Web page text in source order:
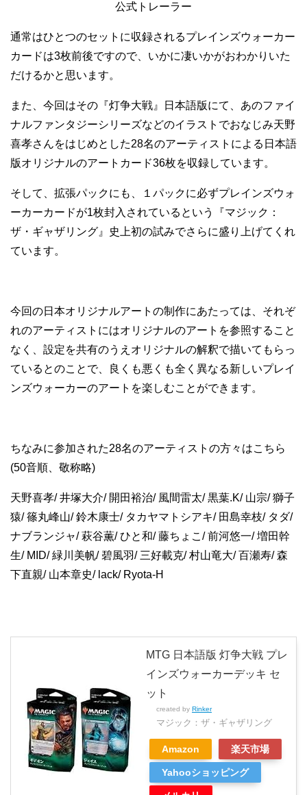
公式トレーラー
通常はひとつのセットに収録されるプレインズウォーカー
カードは3枚前後ですので、いかに凄いかがおわかりいた
だけるかと思います。
また、今回はその『灯争大戦』日本語版にて、あのファイ
ナルファンタジーシリーズなどのイラストでおなじみ天野
喜孝さんをはじめとした28名のアーティストによる日本語
版オリジナルのアートカード36枚を収録しています。
そして、拡張パックにも、１パックに必ずプレインズウォ
ーカーカードが1枚封入されているという『マジック：
ザ・ギャザリング』史上初の試みでさらに盛り上げてくれ
ています。
今回の日本オリジナルアートの制作にあたっては、それぞ
れのアーティストにはオリジナルのアートを参照すること
なく、設定を共有のうえオリジナルの解釈で描いてもらっ
ているとのことで、良くも悪くも全く異なる新しいプレイ
ンズウォーカーのアートを楽しむことができます。
ちなみに参加された28名のアーティストの方々はこちら
(50音順、敬称略)
天野喜孝/ 井塚大介/ 開田裕治/ 風間雷太/ 黒葉.K/ 山宗/ 獅子
猿/ 篠丸峰山/ 鈴木康士/ タカヤマトシアキ/ 田島幸枝/ タダ/
ナブランジャ/ 萩谷薫/ ひと和/ 藤ちょこ/ 前河悠一/ 増田幹
生/ MID/ 緑川美帆/ 碧風羽/ 三好載克/ 村山竜大/ 百瀬寿/ 森
下直親/ 山本章史/ lack/ Ryota-H
MTG 日本語版 灯争大戦 プレ
インズウォーカーデッキ セ
ット
created by Rinker
マジック：ザ・ギャザリング
Amazon 楽天市場
Yahooショッピング